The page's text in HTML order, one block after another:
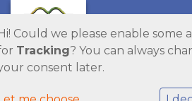
Could we please enable some
Tracking? You can always
consent later.